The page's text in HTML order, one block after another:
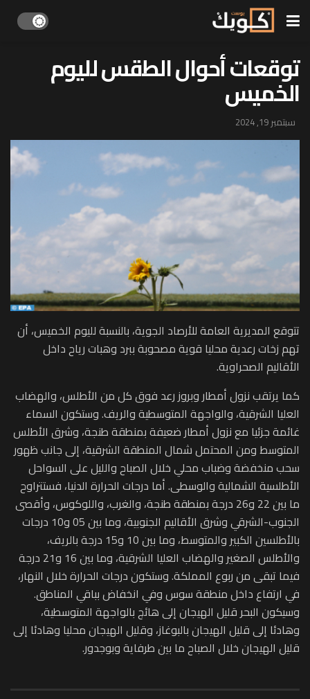
توقعات أحوال الطقس لليوم
الخميس
سبتمبر 19, 2024
تتوقع المديرية العامة للأرصاد الجوية، بالنسبة لليوم الخميس، أن
تهم زخات رعدية محليا قوية مصحوبة ببرد وهبات رياح داخل
الأقاليم الصحراوية.
كما يرتقب نزول أمطار وبروز رعد فوق كل من الأطلس، والهضاب
العليا الشرقية، والواجهة المتوسطية والريف. وستكون السماء
غائمة جزئيا مع نزول أمطار ضعيفة بمنطقة طنجة، وشرق الأطلس
المتوسط ومن المحتمل شمال المنطقة الشرقية، إلى جانب ظهور
سحب منخفضة وضباب محلي خلال الصباح والليل على السواحل
الأطلسية الشمالية والوسطى. أما درجات الحرارة الدنيا، فستتراوح
ما بين 22 و26 درجة بمنطقة طنجة، والغرب، واللوكوس، وأقصى
الجنوب-الشرقي وشرق الأقاليم الجنوبية، وما بين 05 و10 درجات
بالأطلسين الكبير والمتوسط، وما بين 10 و15 درجة بالريف،
والأطلس الصغير والهضاب العليا الشرقية، وما بين 16 و21 درجة
فيما تبقى من ربوع المملكة. وستكون درجات الحرارة خلال النهار،
في ارتفاع داخل منطقة سوس وفي انخفاض بباقي المناطق.
وسيكون البحر قليل الهيجان إلى هائج بالواجهة المتوسطية،
وهادئا إلى قليل الهيجان بالبوغاز، وقليل الهيجان محليا وهادئا إلى
قليل الهيجان خلال الصباح ما بين طرفاية وبوجدور.